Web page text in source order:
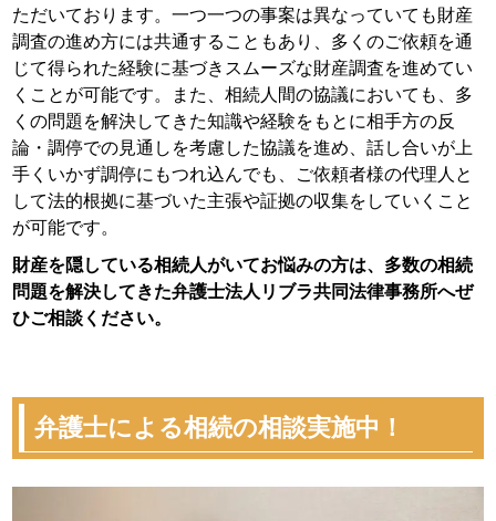
ただいております。一つ一つの事案は異なっていても財産
調査の進め方には共通することもあり、多くのご依頼を通
じて得られた経験に基づきスムーズな財産調査を進めてい
くことが可能です。また、相続人間の協議においても、多
くの問題を解決してきた知識や経験をもとに相手方の反
論・調停での見通しを考慮した協議を進め、話し合いが上
手くいかず調停にもつれ込んでも、ご依頼者様の代理人と
して法的根拠に基づいた主張や証拠の収集をしていくこと
が可能です。
財産を隠している相続人がいてお悩みの方は、多数の相続
問題を解決してきた弁護士法人リブラ共同法律事務所へぜ
ひご相談ください。
弁護士による相続の相談実施中！